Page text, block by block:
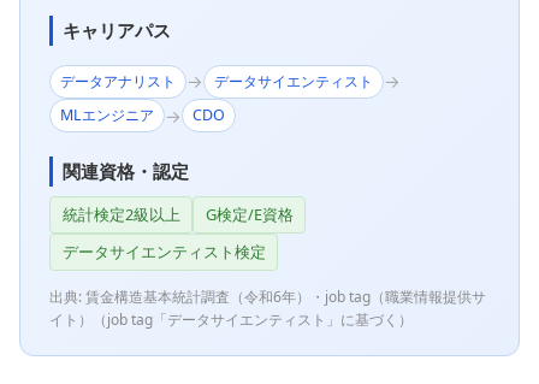
キャリアパス
データアナリスト → データサイエンティスト →
MLエンジニア → CDO
関連資格・認定
統計検定2級以上
G検定/E資格
データサイエンティスト検定
出典: 賃金構造基本統計調査（令和6年）・job tag（職業情報提供サ
イト）（job tag「データサイエンティスト」に基づく）